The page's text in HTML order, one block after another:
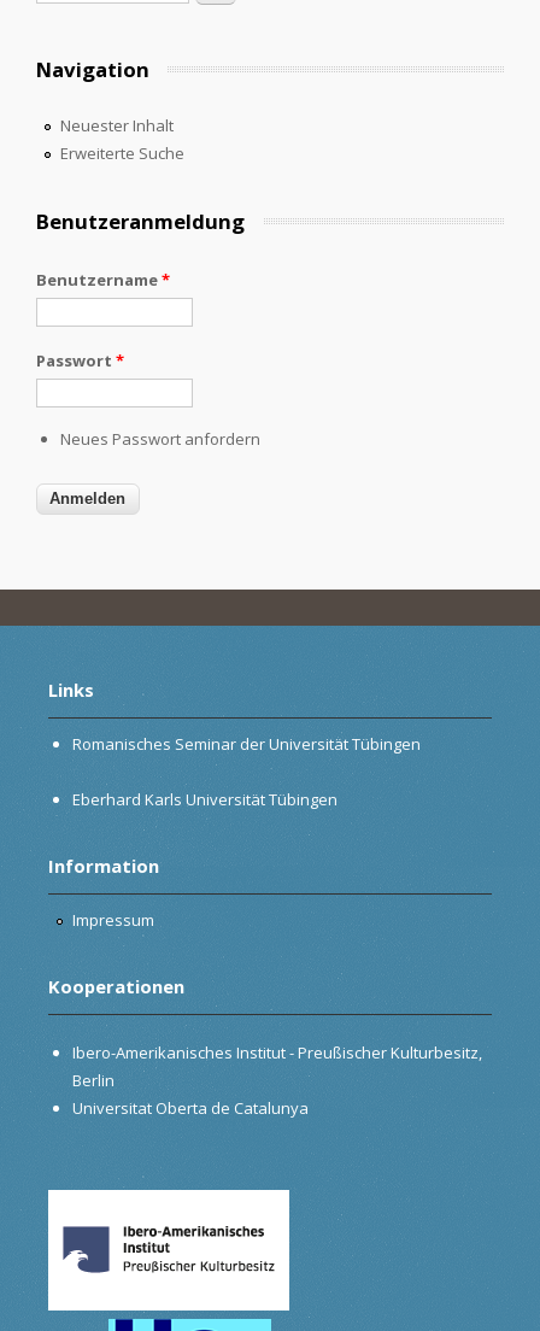
Navigation
Neuester Inhalt
Erweiterte Suche
Benutzeranmeldung
Benutzername*
Passwort *
Neues Passwort anfordern
Links
Romanisches Seminar der Universität Tübingen
Eberhard Karls Universität Tübingen
Information
Impressum
Kooperationen
Ibero-Amerikanisches Institut - Preußischer Kulturbesitz,
Berlin
Universitat Oberta de Catalunya